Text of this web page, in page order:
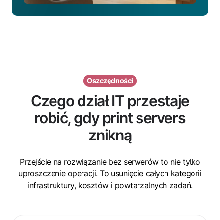
Oszczędności
Czego dział IT przestaje
robić, gdy print servers
znikną
Przejście na rozwiązanie bez serwerów to nie tylko
uproszczenie operacji. To usunięcie całych kategorii
infrastruktury, kosztów i powtarzalnych zadań.